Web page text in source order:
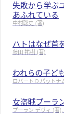
失敗から学ぶ
あふれている
中村聡史 (著)
ハトはなぜ首
藤田 祐樹 (著)
われらの子ど
ロバート D.パットナ
女盗賊プーラ
プーラン デヴィ (著